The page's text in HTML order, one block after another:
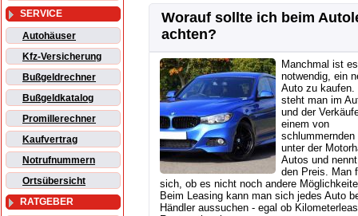
SERVICE
Autohäuser
Kfz-Versicherung
Bußgeldrechner
Bußgeldkatalog
Promillerechner
Kaufvertrag
Notrufnummern
Ortsübersicht
RATGEBER
Worauf sollte ich beim
achten?
Manchmal ist es
notwendig, ein
Auto zu kaufen.
steht man im
und der
einem von
schlummernden
unter der
Autos und
den Preis. Man
sich, ob es nicht noch andere
Beim Leasing kann man sich jedes Auto
Händler aussuchen - egal ob